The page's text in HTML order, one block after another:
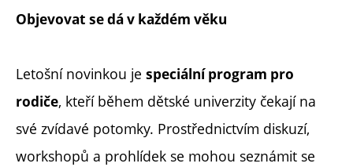
Objevovat se dá v každém věku
Letošní novinkou je speciální program pro
rodiče, kteří během dětské univerzity čekají na
své zvídavé potomky. Prostřednictvím diskuzí,
workshopů a prohlídek se mohou seznámit se